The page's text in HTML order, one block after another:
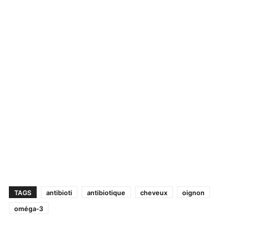
TAGS antibioti antibiotique cheveux
oignon
oméga-3